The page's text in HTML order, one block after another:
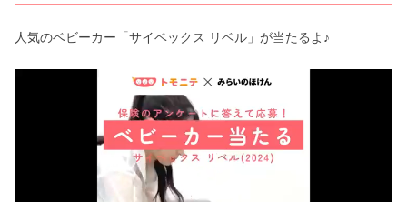
人気のベビーカー「サイベックス リベル」が当たるよ♪